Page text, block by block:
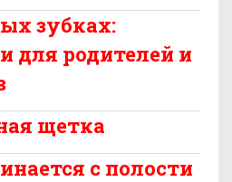
зубках:
для родителей и
щетка
с полости